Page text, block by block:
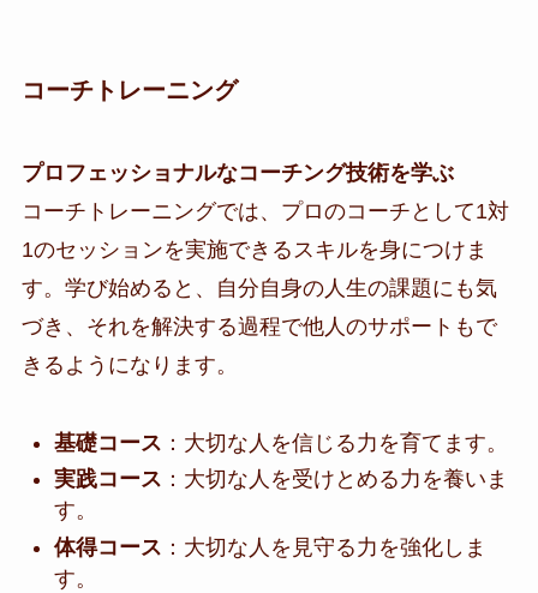
コーチトレーニング
プロフェッショナルなコーチング技術を学ぶ
コーチトレーニングでは、プロのコーチとして1対
1のセッションを実施できるスキルを身につけま
す。学び始めると、自分自身の人生の課題にも気
づき、それを解決する過程で他人のサポートもで
きるようになります。
基礎コース ：大切な人を信じる力を育てます。
実践コース ：大切な人を受けとめる力を養いま
す。
体得コース ：大切な人を見守る力を強化しま
す。